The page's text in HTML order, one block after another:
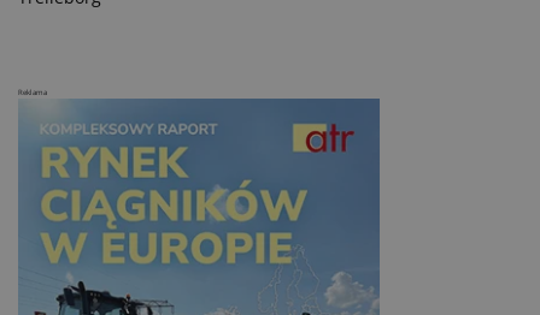
Reklama